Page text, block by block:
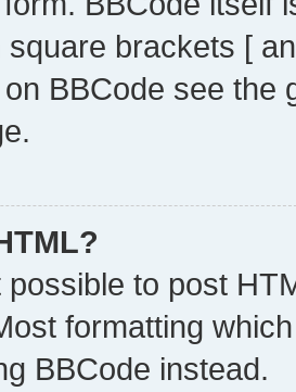
square brackets [
BBCode see
possible to post
formatting
BBCode instead.